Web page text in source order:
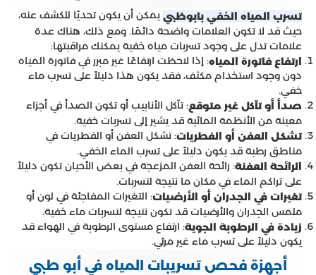
تسرب المياه الخفي بابوظبي يمكن أن يكون تحديًا للكشف عنه،
حيث قد لا تكون العلامات واضحة دائمًا. ومع ذلك، هناك عدة
علامات تدل على وجود تسربات مياه خفية يمكنك مراقبتها:
ارتفاع فاتورة المياه: إذا لاحظت ارتفاعًا غير مبرر في فاتورة المياه
دون وجود استخدام مكثف، فقد يكون هذا دليلاً على تسرب ماء
خفي.
صدأ أو تآكل غير متوقع: تآكل الأنابيب أو تكون الصدأ في أجزاء
معينة من الأنظمة المائية قد يشير إلى تسربات خفية.
تشكل العفن أو الفطريات: تشكل العفن أو الفطريات في
مناطق رطبة قد يكون دليلاً على تسرب الماء الخفي.
الرائحة العفنة: رائحة العفن المزعجة في بعض الأحيان تكون دليلاً
على تراكم الماء في مكان ما نتيجة لتسربات.
تغيرات في الجدران أو الأرضيات: التغيرات المفاجئة في لون أو
ملمس الجدران والأرضيات قد تكون نتيجة لتسربات ماء خفية.
زيادة في الرطوبة الجوية: ارتفاع مستوى الرطوبة في الهواء قد
يكون دليلاً على تسرب ماء غير مرئي.
أجهزة فحص تسريبات المياه في أبو طبي